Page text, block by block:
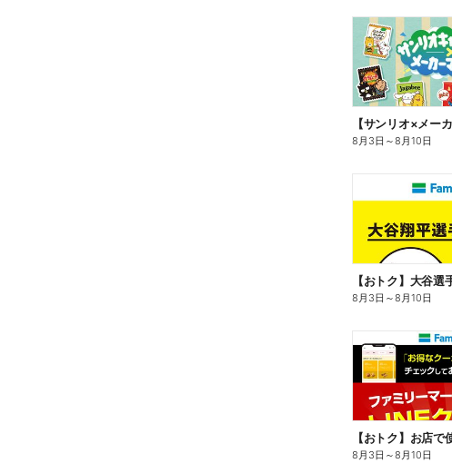
8月3日 ～8月10日
8月3日 ～8月10日
8月3日 ～8月10日